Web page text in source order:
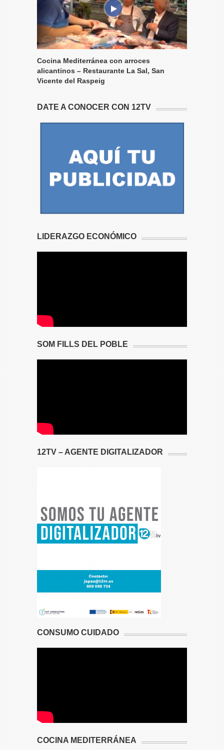
Cocina Mediterránea con arroces
alicantinos – Restaurante La Sal, San
Vicente del Raspeig
DATE A CONOCER CON 12TV
LIDERAZGO ECONÓMICO
SOM FILLS DEL POBLE
12TV – AGENTE DIGITALIZADOR
CONSUMO CUIDADO
COCINA MEDITERRÁNEA